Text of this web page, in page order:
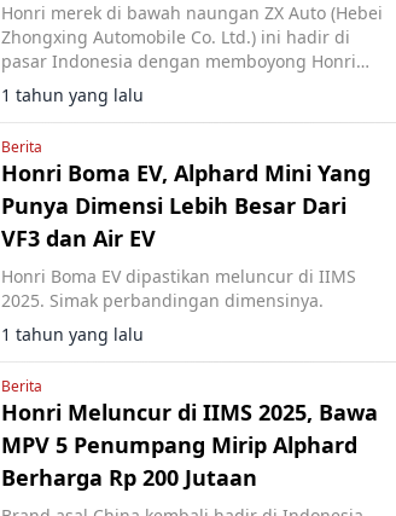
Honri merek di bawah naungan ZX Auto (Hebei
Zhongxing Automobile Co. Ltd.) ini hadir di
pasar Indonesia dengan memboyong Honri
Boma EV.
1 tahun yang lalu
Berita
Honri Boma EV, Alphard Mini Yang
Punya Dimensi Lebih Besar Dari
VF3 dan Air EV
Honri Boma EV dipastikan meluncur di IIMS
2025. Simak perbandingan dimensinya.
1 tahun yang lalu
Berita
Honri Meluncur di IIMS 2025, Bawa
MPV 5 Penumpang Mirip Alphard
Berharga Rp 200 Jutaan